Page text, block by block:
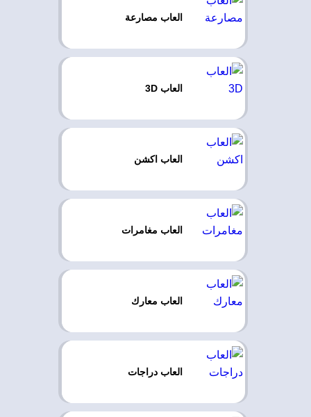
العاب مصارعة
العاب 3D
العاب اكشن
العاب مغامرات
العاب معارك
العاب دراجات